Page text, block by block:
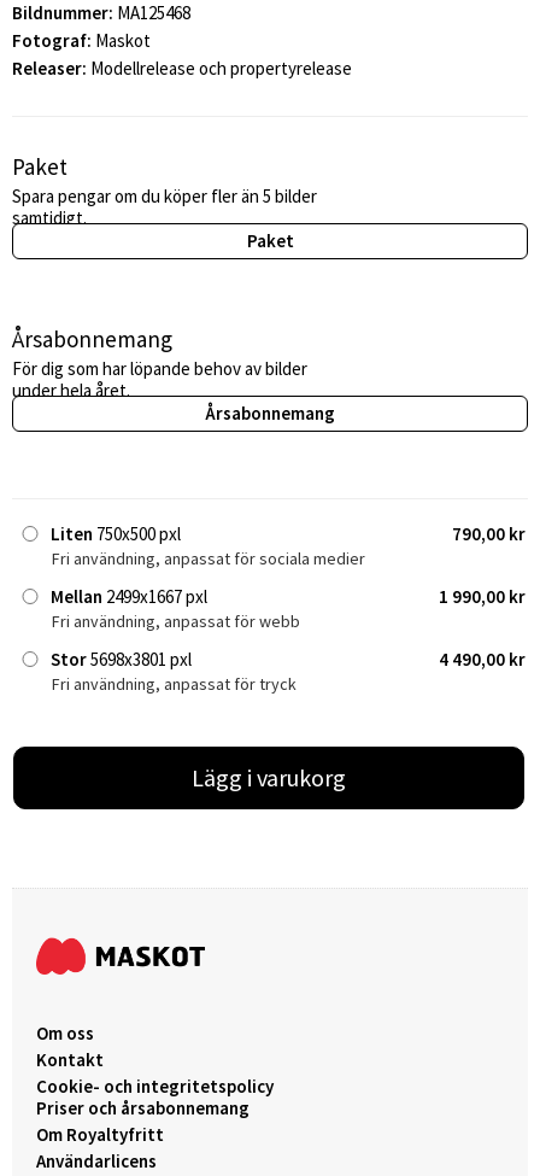
Bildnummer: MA125468
Fotograf: Maskot
Releaser: Modellrelease och propertyrelease
Paket
Spara pengar om du köper fler än 5 bilder
samtidigt.
Paket
Årsabonnemang
För dig som har löpande behov av bilder
under hela året.
Årsabonnemang
Liten 750x500 pxl 790,00 kr
Fri användning, anpassat för sociala medier
Mellan 2499x1667 pxl 1 990,00 kr
Fri användning, anpassat för webb
Stor5698x3801 pxl 4 490,00 kr
Fri användning, anpassat för tryck
Lägg i varukorg
Om oss
Kontakt
Cookie- och integritetspolicy
Priser och årsabonnemang
Om Royaltyfritt
Användarlicens